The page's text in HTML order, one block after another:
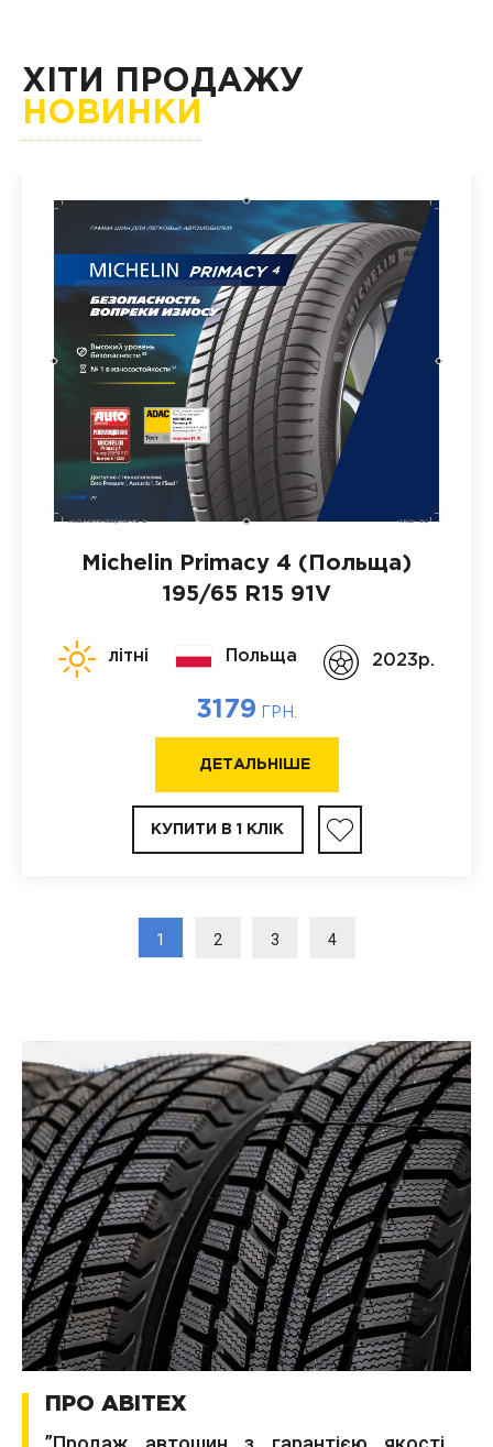
ХІТИ ПРОДАЖУ
НОВИНКИ
Michelin Primacy 4 (Польща)
195/65 R15 91V
літні Польща 2023p.
3179 ГРН.
ДЕТАЛЬНІШЕ
КУПИТИ В 1 КЛІК
1 2 3 4
ПРО АВІТЕХ